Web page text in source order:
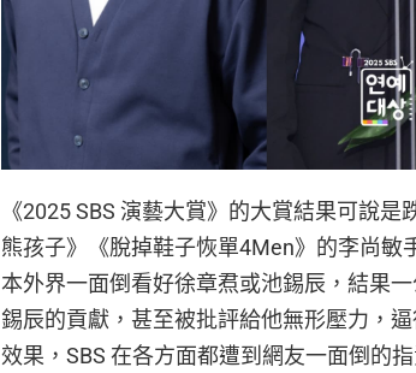
《2025 SBS 演藝大賞》的大賞結果可說
熊孩子》《脫掉鞋子恢單4Men》的李尚敏
本外界一面倒看好徐章焄或池錫辰，結果
錫辰的貢獻，甚至被批評給他無形壓力，
效果，SBS 在各方面都遭到網友一面倒的指